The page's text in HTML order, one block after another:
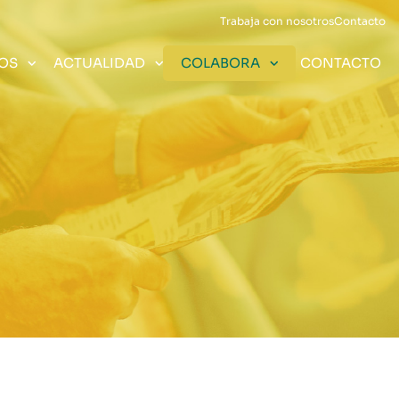
Trabaja con nosotrosContacto
Aldaba Inserción
Violencia de
género
ACTUALIDAD COLABORA
Herencias y legados
CONTACTO